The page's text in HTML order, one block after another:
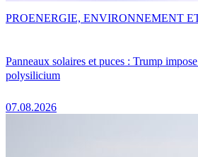
Panneaux solaires et puces : Trump
polysilicium
07.08.2026
PROENERGIE, ENVIRONNEMENT